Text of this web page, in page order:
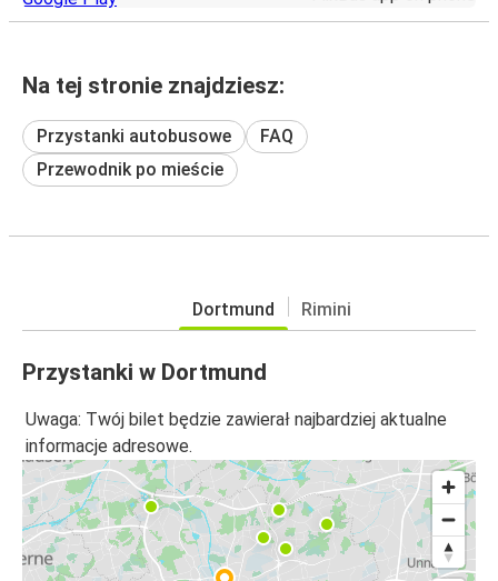
Na tej stronie znajdziesz:
Przystanki autobusowe
FAQ
Przewodnik po mieście
Dortmund Rimini
Przystanki w Dortmund
Uwaga: Twój bilet będzie zawierał najbardziej aktualne
informacje adresowe.